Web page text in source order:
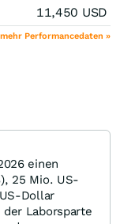
11,450 USD
mehr Performancedaten »
einen
25 Mio. US-
Dollar
Laborsparte